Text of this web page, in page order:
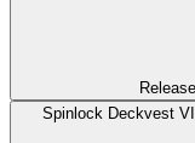
Spinlock Deckvest